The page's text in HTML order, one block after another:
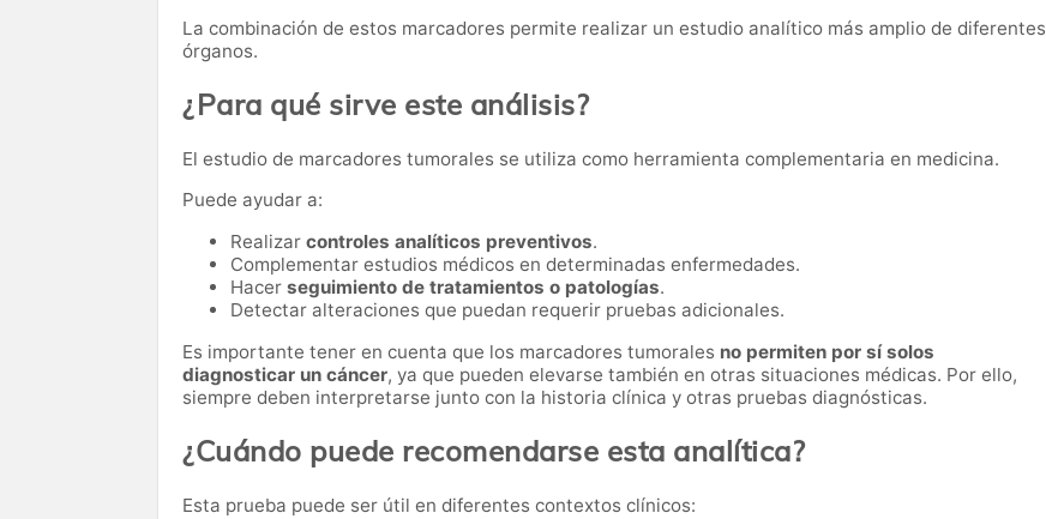
La combinación de estos marcadores permite realizar un estudio analítico más amplio de diferentes
órganos.
¿Para qué sirve este análisis?
El estudio de marcadores tumorales se utiliza como herramienta complementaria en medicina.
Puede ayudar a:
Realizar controles analíticos preventivos.
Complementar estudios médicos en determinadas enfermedades.
Hacer seguimiento de tratamientos o patologías.
Detectar alteraciones que puedan requerir pruebas adicionales.
Es importante tener en cuenta que los marcadores tumorales no permiten por sí solos
diagnosticar un cáncer, ya que pueden elevarse también en otras situaciones médicas. Por ello,
siempre deben interpretarse junto con la historia clínica y otras pruebas diagnósticas.
¿Cuándo puede recomendarse esta analítica?
Esta prueba puede ser útil en diferentes contextos clínicos: